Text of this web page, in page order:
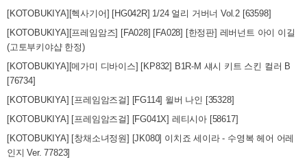
[KOTOBUKIYA][헥사기어] [HG042R] 1/24 얼리 거버너 Vol.2 [63598]
[KOTOBUKIYA][프레임암즈] [FA028] [FA028] [한정판] 레버넌트 아이 이길
(고토부키야샵 한정)
[KOTOBUKIYA][메가미 디바이스] [KP832] B1R-M 섀시 키트 스킨 컬러 B
[76734]
[KOTOBUKIYA] [프레임암즈걸] [FG114] 윌버 나인 [35328]
[KOTOBUKIYA] [프레임암즈걸] [FG041X] 레티시아 [58617]
[KOTOBUKIYA] [창채소녀정원] [JK080] 이치죠 세이라 - 수영복 헤어 어레
인지 Ver. 77823]